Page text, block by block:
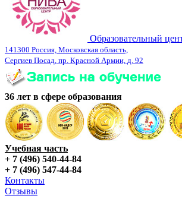
Образовательный
141300 Россия, Московская область,
Сергиев Посад, пр. Красной Армии, д. 92
36 лет в сфере образования
Учебная часть
+ 7 (496) 540-44-84
+ 7 (496) 547-44-84
Контакты
Отзывы